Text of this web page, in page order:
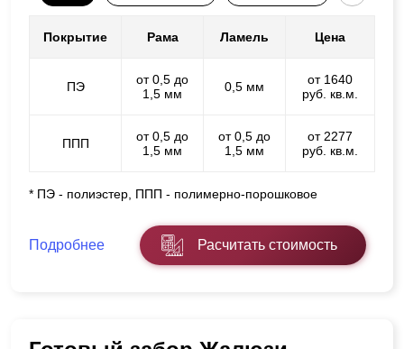
Покрытие Рама Ламель Цена
ПЭ
от 0,5 до
1,5 мм
0,5 мм
от 1640
руб. кв.м.
ППП
от 0,5 до
1,5 мм
от 0,5 до
1,5 мм
от 2277
руб. кв.м.
* ПЭ - полиэстер, ППП - полимерно-порошковое
Подробнее Расчитать стоимость